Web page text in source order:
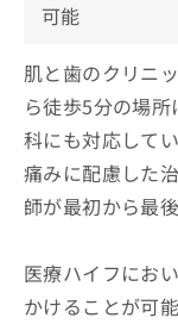
可能
肌と歯のクリニ
ら徒歩5分の場
科にも対応してい
痛みに配慮した
師が最初から最
医療ハイフにお
かけることが可